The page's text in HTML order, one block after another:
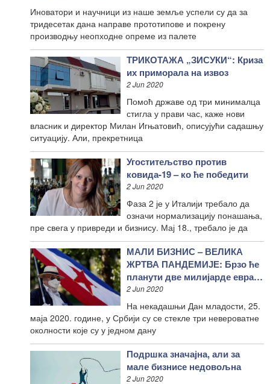
Иноватори и научници из наше земље успели су да за
тридесетак дана направе прототипове и покрену
производњу неопходне опреме из палете
ТРИКОТАЖА „ЗИСУКИ“: Криза
их приморала на извоз
2 Jun 2020
Помоћ државе од три минималца
стигла у прави час, каже нови
власник и директор Милан Игњатовић, описујући садашњу
ситуацију. Али, прекретница
Угоститељство против
ковида-19 – ко ће победити
2 Jun 2020
Фаза 2 је у Италији требало да
означи нормализацију понашања,
пре свега у привреди и бизнису. Мај 18., требало је да
МАЛИ БИЗНИС – ВЕЛИКА
ЖРТВА ПАНДЕМИЈЕ: Брзо ће
планути две милијарде евра…
2 Jun 2020
На некадашњи Дан младости, 25.
маја 2020. године, у Србији су се стекле три невероватне
околности које су у једном дану
Подршка значајна, али за
мале бизнисе недовољна
2 Jun 2020